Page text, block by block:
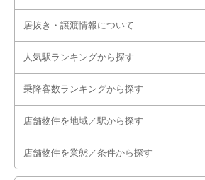
居抜き・譲渡情報について
人気駅ランキングから探す
乗降客数ランキングから探す
店舗物件を地域／駅から探す
店舗物件を業態／条件から探す